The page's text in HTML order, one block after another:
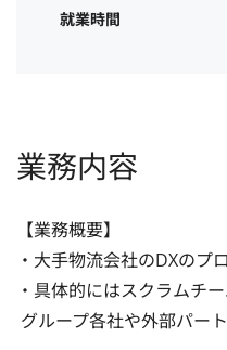
就業時間
業務内容
【業務概要】
・大手物流会社のDXのプ
・具体的にはスクラムチ
グループ各社や外部パー